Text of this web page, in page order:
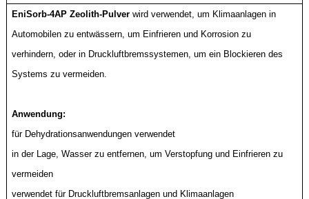
EniSorb-4AP Zeolith-Pulver wird verwendet, um Klimaanlagen in
Automobilen zu entwässern, um Einfrieren und Korrosion zu
verhindern, oder in Druckluftbremssystemen, um ein Blockieren des
Systems zu vermeiden.
Anwendung:
für Dehydrationsanwendungen verwendet
in der Lage, Wasser zu entfernen, um Verstopfung und Einfrieren zu
vermeiden
verwendet für Druckluftbremsanlagen und Klimaanlagen